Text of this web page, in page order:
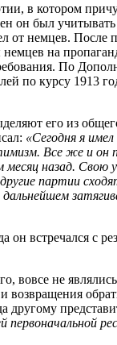
в котором
он был
от немцев.
на
По
по курсу 1913
его из
«Сегодня я
Все же и
назад.
партии
встречался с
вовсе не
другому